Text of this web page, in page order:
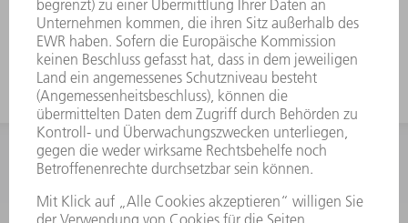
INFORMATION
Häufig gestellte Fragen
Allgemeine Geschäftsbedingungen